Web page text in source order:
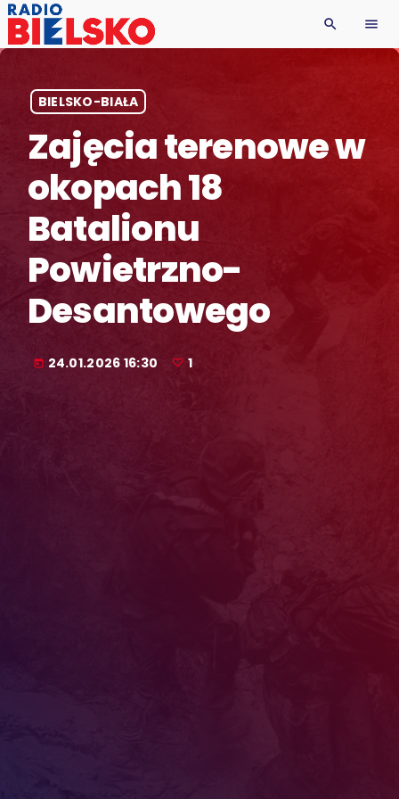
search menu
BIELSKO-BIAŁA
Zajęcia terenowe w
okopach 18
Batalionu
Powietrzno-
Desantowego
today 24.01.2026 16:30 1